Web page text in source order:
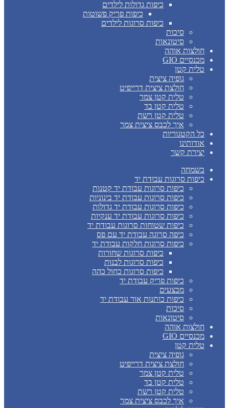
כיפות גדולות לילדים
כיפות פריק פשוטות
כיפות סרוגות לילדים
סיכות
סיטונאות
חולצות אוהה
מכנסיים GIO
טלית קטן
גופיה ציצית
חולצת ציצית דרייפיט
טלית קטן צמר
טלית קטן בד
טלית קטן רשת
איך לכבס ציצית צמר
כל הקטגוריות
אודותינו
יצירת קשר
בשמחה
כיפות סרוגות עבודת יד
כיפות סרוגות עבודת יד קטנות
כיפות סרוגות עבודת יד בינוניות
כיפות סרוגות עבודת יד גדולות
כיפות סרוגות עבודת יד ענקיות
כיפות שטוחות סרוגות עבודת יד
כיפה סרוגה עבודת יד עם פס
כיפות סרוגות חלקות עבודת יד
כיפות סרוגות שחורות
כיפות סרוגות לבנות
כיפות סרוגות כחול כהה
כיפות פריק עבודת יד
מבצעים
כיפות כותנות אור עבודת יד
סיכות
סיטונאות
חולצות אוהה
מכנסיים GIO
טלית קטן
גופיה ציצית
חולצת ציצית דרייפיט
טלית קטן צמר
טלית קטן בד
טלית קטן רשת
איך לכבס ציצית צמר